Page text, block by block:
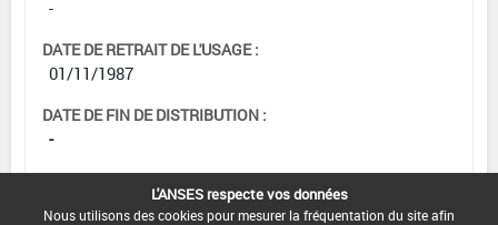
-
DATE DE RETRAIT DE L'USAGE :
01/11/1987
DATE DE FIN DE DISTRIBUTION :
-
DATE DE FIN D'UTILISATION :
L'ANSES respecte vos données
Nous utilisons des cookies pour mesurer la fréquentation du site afin